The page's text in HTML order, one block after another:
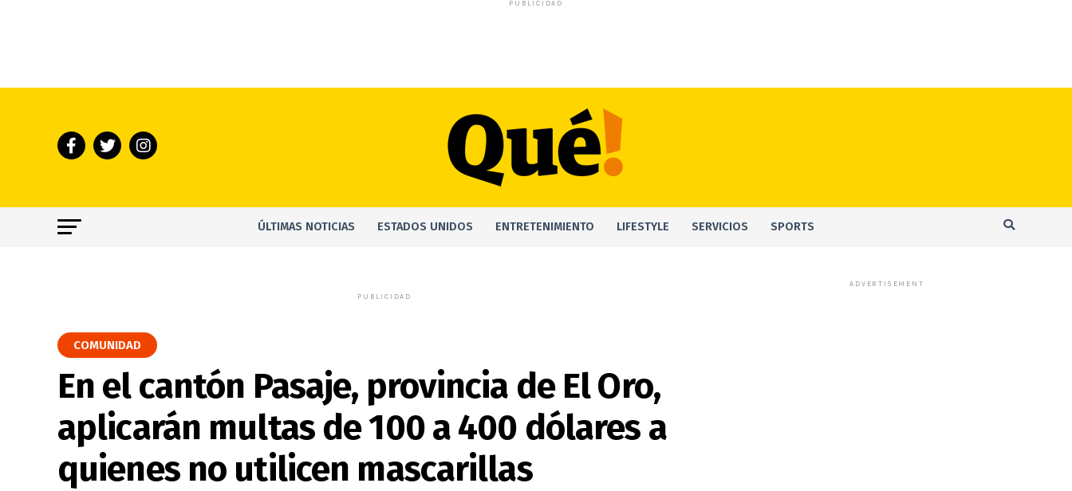
PUBLICIDAD
ÚLTIMAS NOTICIAS ESTADOS UNIDOS ENTRETENIMIENTO LIFESTYLE SERVICIOS SPORTS
PUBLICIDAD
COMUNIDAD
En el cantón Pasaje, provincia de El Oro,
aplicarán multas de 100 a 400 dólares a
quienes no utilicen mascarillas
ADVERTISEMENT